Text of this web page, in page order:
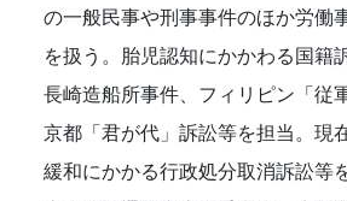
の一般民事や刑事事件のほか労働
を扱う。胎児認知にかかわる国籍
長崎造船所事件、フィリピン「従
京都「君が代」訴訟等を担当。現
緩和にかかる行政処分取消訴訟等